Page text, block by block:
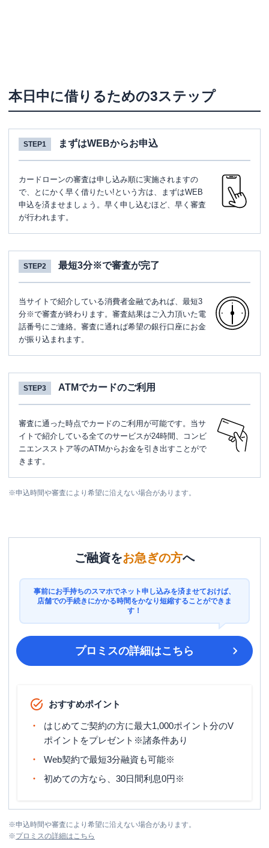
本日中に借りるための3ステップ
STEP1 まずはWEBからお申込
カードローンの審査は申し込み順に実施されますの
で、とにかく早く借りたい!という方は、まずはWEB
申込を済ませましょう。早く申し込むほど、早く審査
が行われます。
STEP2 最短3分※で審査が完了
当サイトで紹介している消費者金融であれば、最短3
分※で審査が終わります。審査結果はご入力頂いた電
話番号にご連絡。審査に通れば希望の銀行口座にお金
が振り込まれます。
STEP3 ATMでカードのご利用
審査に通った時点でカードのご利用が可能です。当サ
イトで紹介している全てのサービスが24時間、コンビ
ニエンスストア等のATMからお金を引き出すことがで
きます。
※申込時間や審査により希望に沿えない場合があります。
ご融資をお急ぎの方へ
事前にお手持ちのスマホでネット申し込みを済ませておけば、
店舗での手続きにかかる時間をかなり短縮することができま
す！
プロミスの詳細はこちら
おすすめポイント
はじめてご契約の方に最大1,000ポイント分のV
ポイントをプレゼント※諸条件あり
Web契約で最短3分融資も可能※
初めての方なら、30日間利息0円※
※申込時間や審査により希望に沿えない場合があります。
※プロミスの詳細はこちら